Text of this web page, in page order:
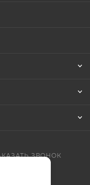
ЗВОНОК